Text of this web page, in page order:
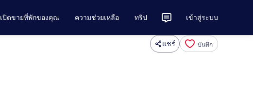
เปิดขายที่พักของคุณ ความช่วยเหลือ ทริป เข้าสู่ระบบ
แชร์ บันทึก